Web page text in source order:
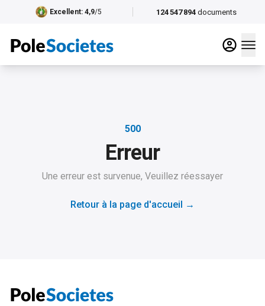
124 547 894 documents
Excellent: 4,9/5
500
Erreur
Une erreur est survenue, Veuillez réessayer
Retour à la page d'accueil →